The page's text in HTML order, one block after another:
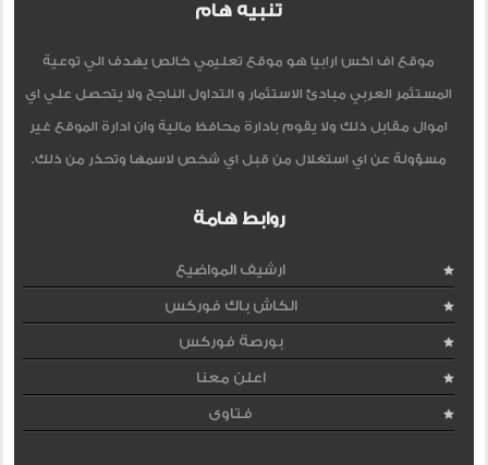
تنبيه هام
موقع اف اكس ارابيا هو موقع تعليمي خالص يهدف الي توعية
المستثمر العربي مبادئ الاستثمار و التداول الناجح ولا يتحصل علي اي
اموال مقابل ذلك ولا يقوم بادارة محافظ مالية وان ادارة الموقع غير
مسؤولة عن اي استغلال من قبل اي شخص لاسمها وتحذر من ذلك.
روابط هامة
ارشيف المواضيع
الكاش باك فوركس
بورصة فوركس
اعلن معنا
فتاوى